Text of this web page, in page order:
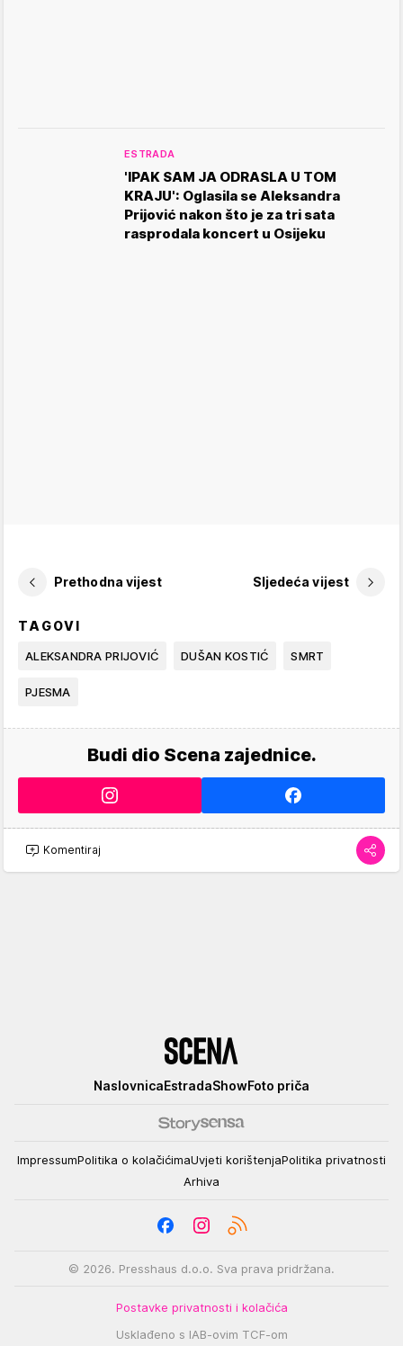
ESTRADA
'IPAK SAM JA ODRASLA U TOM
KRAJU': Oglasila se Aleksandra
Prijović nakon što je za tri sata
rasprodala koncert u Osijeku
Prethodna vijest Sljedeća vijest
TAGOVI
ALEKSANDRA PRIJOVIĆ DUŠAN KOSTIĆ SMRT
PJESMA
Budi dio Scena zajednice.
Komentiraj
NaslovnicaEstradaShowFoto priča
ImpressumPolitika o kolačićimaUvjeti korištenjaPolitika privatnosti
Arhiva
© 2026. Presshaus d.o.o. Sva prava pridržana.
Postavke privatnosti i kolačića
Usklađeno s IAB-ovim TCF-om